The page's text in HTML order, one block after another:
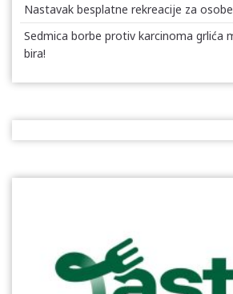
Nastavak besplatne rekreacije za
Sedmica borbe protiv karcinoma grlića
bira!